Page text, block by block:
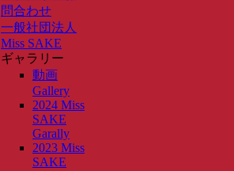
問合わせ
一般社団法人
Miss SAKE
ギャラリー
動画
Gallery
2024 Miss
SAKE
Garally
2023 Miss
SAKE